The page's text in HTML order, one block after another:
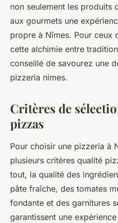
non seulement les produits
aux gourmets une
propre à Nîmes. Pour ceux
cette alchimie entre
conseillé de savourez une
pizzeria nimes.
Critères de
pizzas
Pour choisir une pizzeria à
plusieurs critères qualité
tout, la qualité des
pâte fraîche, des tomates
fondante et des garnitures
garantissent une